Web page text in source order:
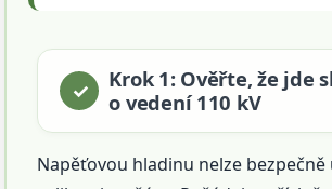
Krok 1: Ověřte, že jde
o vedení 110 kV
Napěťovou hladinu nelze